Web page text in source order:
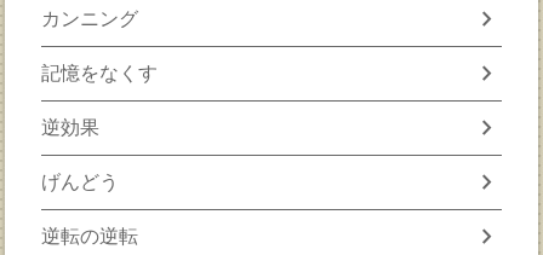
カンニング chevron_right
記憶をなくす chevron_right
逆効果 chevron_right
げんどう chevron_right
逆転の逆転 chevron_right